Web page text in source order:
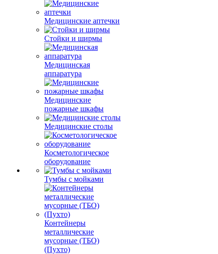
Медицинские аптечки
Стойки и ширмы
Медицинская
аппаратура
Медицинские
пожарные шкафы
Медицинские столы
Косметологическое
оборудование
Тумбы с мойками
Контейнеры
металлические
мусорные (ТБО)
(Пухто)